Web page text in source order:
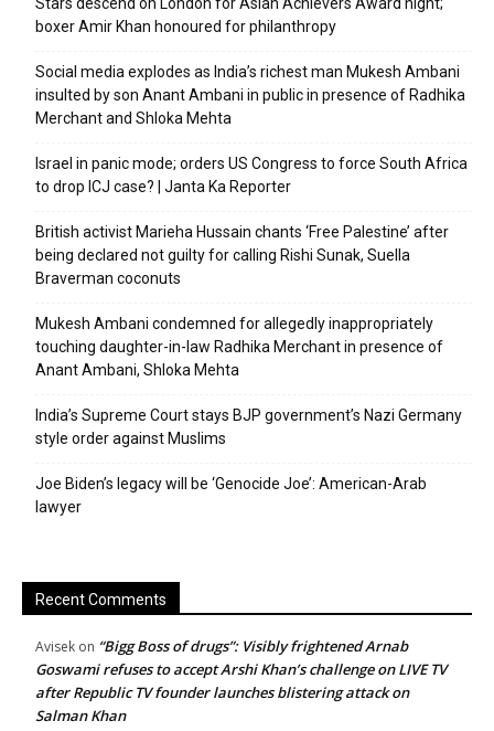
boxer Amir Khan honoured for philanthropy
Social media explodes as India’s richest man Mukesh Ambani
insulted by son Anant Ambani in public in presence of Radhika
Merchant and Shloka Mehta
Israel in panic mode; orders US Congress to force South Africa
to drop ICJ case? | Janta Ka Reporter
British activist Marieha Hussain chants ‘Free Palestine’ after
being declared not guilty for calling Rishi Sunak, Suella
Braverman coconuts
Mukesh Ambani condemned for allegedly inappropriately
touching daughter-in-law Radhika Merchant in presence of
Anant Ambani, Shloka Mehta
India’s Supreme Court stays BJP government’s Nazi Germany
style order against Muslims
Joe Biden’s legacy will be ‘Genocide Joe’: American-Arab
lawyer
Recent Comments
Avisek on “Bigg Boss of drugs”: Visibly frightened Arnab
Goswami refuses to accept Arshi Khan’s challenge on LIVE TV
after Republic TV founder launches blistering attack on
Salman Khan